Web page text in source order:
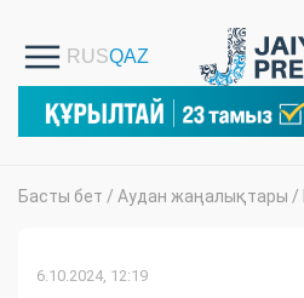
Басты бет / Аудан жаңалықтары /
6.10.2024, 12:19